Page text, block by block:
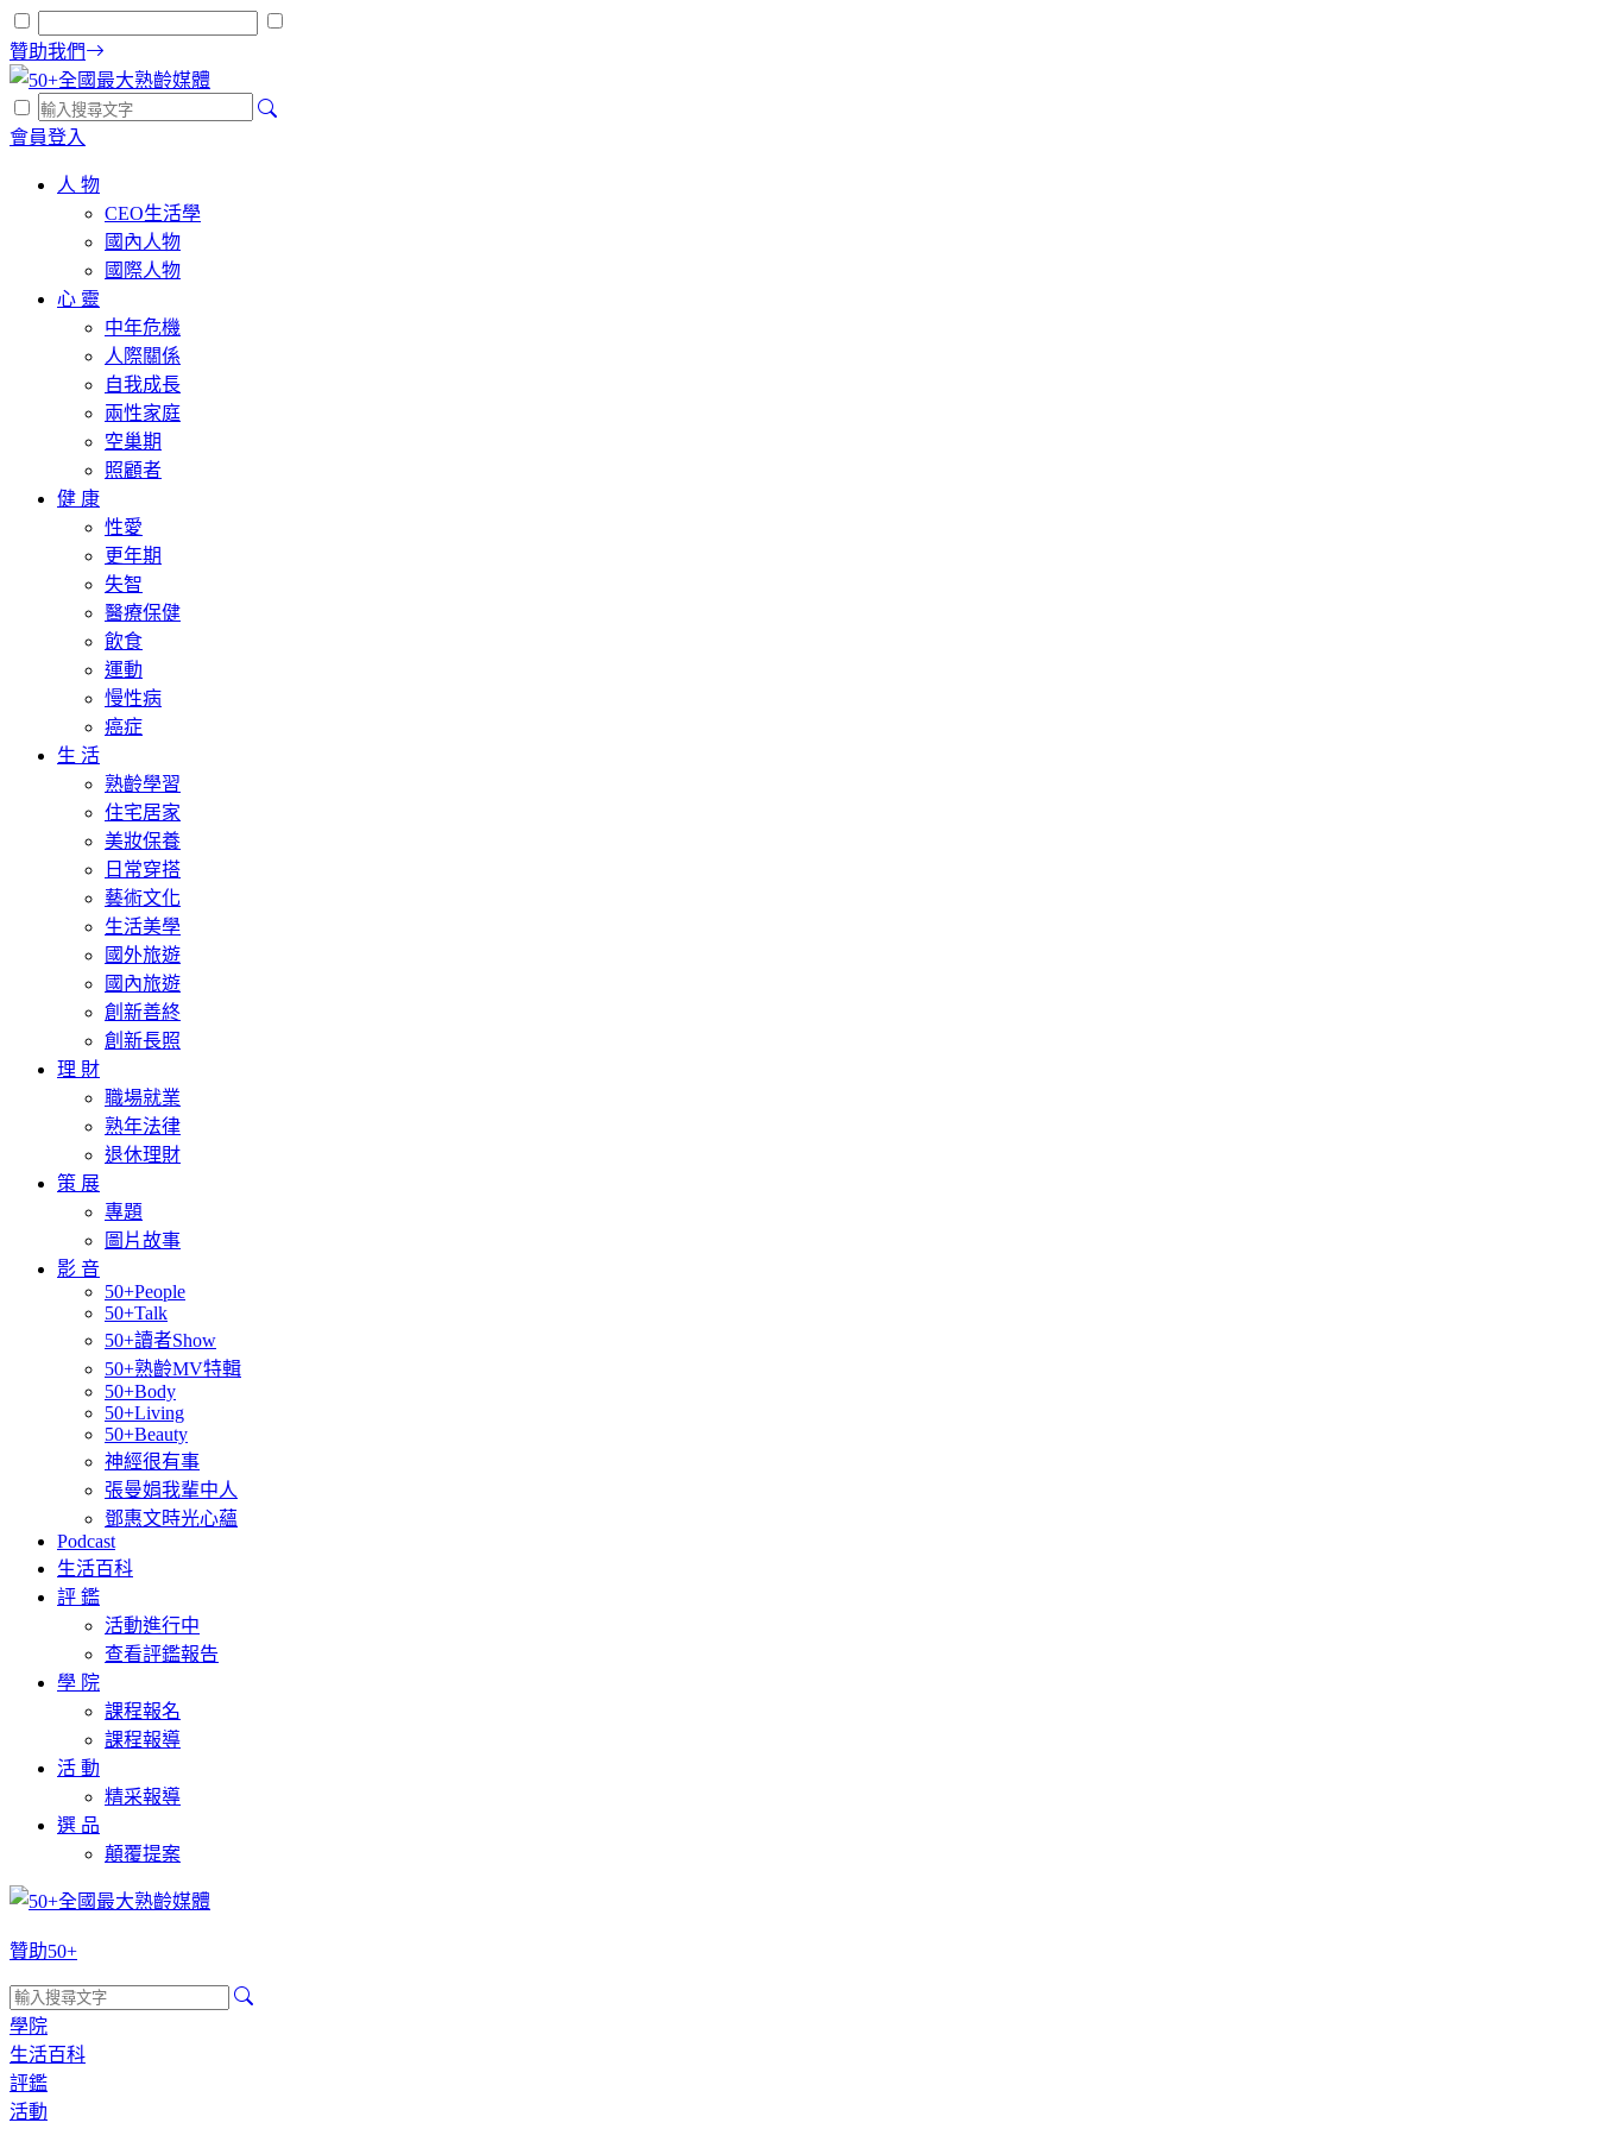
贊助我們
會員登入
人 物
CEO生活學
國內人物
國際人物
心 靈
中年危機
人際關係
自我成長
兩性家庭
空巢期
照顧者
健 康
性愛
更年期
失智
醫療保健
飲食
運動
慢性病
癌症
生 活
熟齡學習
住宅居家
美妝保養
日常穿搭
藝術文化
生活美學
國外旅遊
國內旅遊
創新善終
創新長照
理 財
職場就業
熟年法律
退休理財
策 展
專題
圖片故事
影 音
50+People
50+Talk
50+讀者Show
50+熟齡MV特輯
50+Body
50+Living
50+Beauty
神經很有事
張曼娟我輩中人
鄧惠文時光心蘊
Podcast
生活百科
評 鑑
活動進行中
查看評鑑報告
學 院
課程報名
課程報導
活 動
精采報導
選 品
顛覆提案
贊助50+
學院
生活百科
評鑑
活動